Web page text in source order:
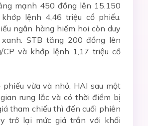
mạnh 450 đồng lên 15.150
lệnh 4,46 triệu cổ phiếu.
ngân hàng hiếm hoi còn duy
STB tăng 200 đồng lên
CP và khớp lệnh 1,17 triệu cổ
vừa và nhỏ, HAI sau một
rung lắc và có thời điểm bị
tham chiếu thì đến cuối phiên
trở lại mức giá trần với khối